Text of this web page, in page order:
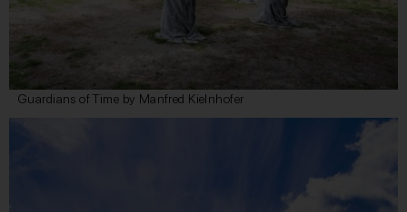
Guardians of Time by Manfred Kielnhofer